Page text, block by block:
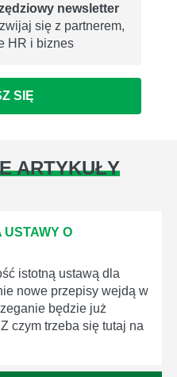
newsletter
się z partnerem,
HR i biznes
SIĘ
ARTYKUŁY
USTAWY O
istotną ustawą dla
nowe przepisy wejdą w
będzie już
czym trzeba się tutaj na